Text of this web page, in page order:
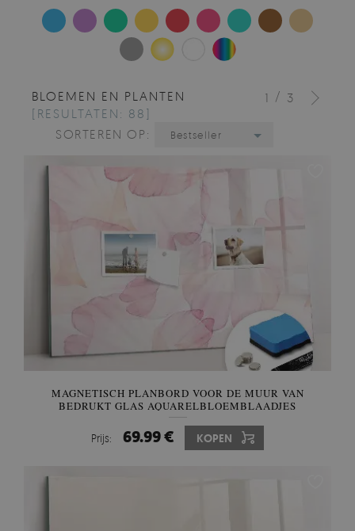
1 / 3
BLOEMEN EN PLANTEN
[RESULTATEN: 88]
SORTEREN OP:
Bestseller
MAGNETISCH PLANBORD VOOR DE MUUR VAN
BEDRUKT GLAS AQUARELBLOEMBLAADJES
Prijs: 69.99 € KOPEN